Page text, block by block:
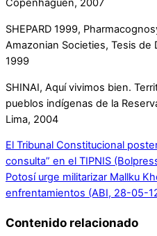
Copenhaguen, 2007
SHEPARD 1999,
Amazonian Societies, Tesis de
1999
SHINAI, Aquí vivimos bien.
pueblos indígenas de la
Lima, 2004
El Tribunal Constitucional
consulta” en el TIPNIS
Potosí urge militarizar Mallku
enfrentamientos (ABI, 28-05-
Contenido relacionado